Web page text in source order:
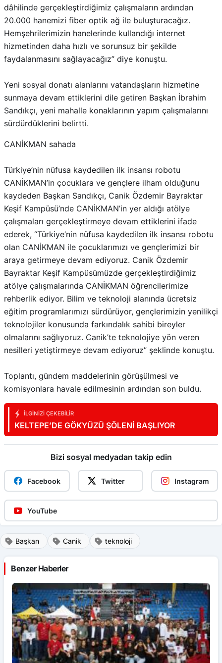
dâhilinde gerçekleştirdiğimiz çalışmaların ardından
20.000 hanemizi fiber optik ağ ile buluşturacağız.
Hemşehrilerimizin hanelerinde kullandığı internet
hizmetinden daha hızlı ve sorunsuz bir şekilde
faydalanmasını sağlayacağız” diye konuştu.
Yeni sosyal donatı alanlarını vatandaşların hizmetine
sunmaya devam ettiklerini dile getiren Başkan İbrahim
Sandıkçı, yeni mahalle konaklarının yapım çalışmalarını
sürdürdüklerini belirtti.
CANİKMAN sahada
Türkiye’nin nüfusa kaydedilen ilk insansı robotu
CANİKMAN’in çocuklara ve gençlere ilham olduğunu
kaydeden Başkan Sandıkçı, Canik Özdemir Bayraktar
Keşif Kampüsü’nde CANİKMAN’in yer aldığı atölye
çalışmaları gerçekleştirmeye devam ettiklerini ifade
ederek, “Türkiye’nin nüfusa kaydedilen ilk insansı robotu
olan CANİKMAN ile çocuklarımızı ve gençlerimizi bir
araya getirmeye devam ediyoruz. Canik Özdemir
Bayraktar Keşif Kampüsümüzde gerçekleştirdiğimiz
atölye çalışmalarında CANİKMAN öğrencilerimize
rehberlik ediyor. Bilim ve teknoloji alanında ücretsiz
eğitim programlarımızı sürdürüyor, gençlerimizin yenilikçi
teknolojiler konusunda farkındalık sahibi bireyler
olmalarını sağlıyoruz. Canik’te teknolojiye yön veren
nesilleri yetiştirmeye devam ediyoruz” şeklinde konuştu.
Toplantı, gündem maddelerinin görüşülmesi ve
komisyonlara havale edilmesinin ardından son buldu.
İLGINIZI ÇEKEBILIR
KELTEPE’DE GÖKYÜZÜ ŞÖLENİ BAŞLIYOR
Bizi sosyal medyadan takip edin
Facebook Twitter Instagram
YouTube
Başkan Canik teknoloji
Benzer Haberler